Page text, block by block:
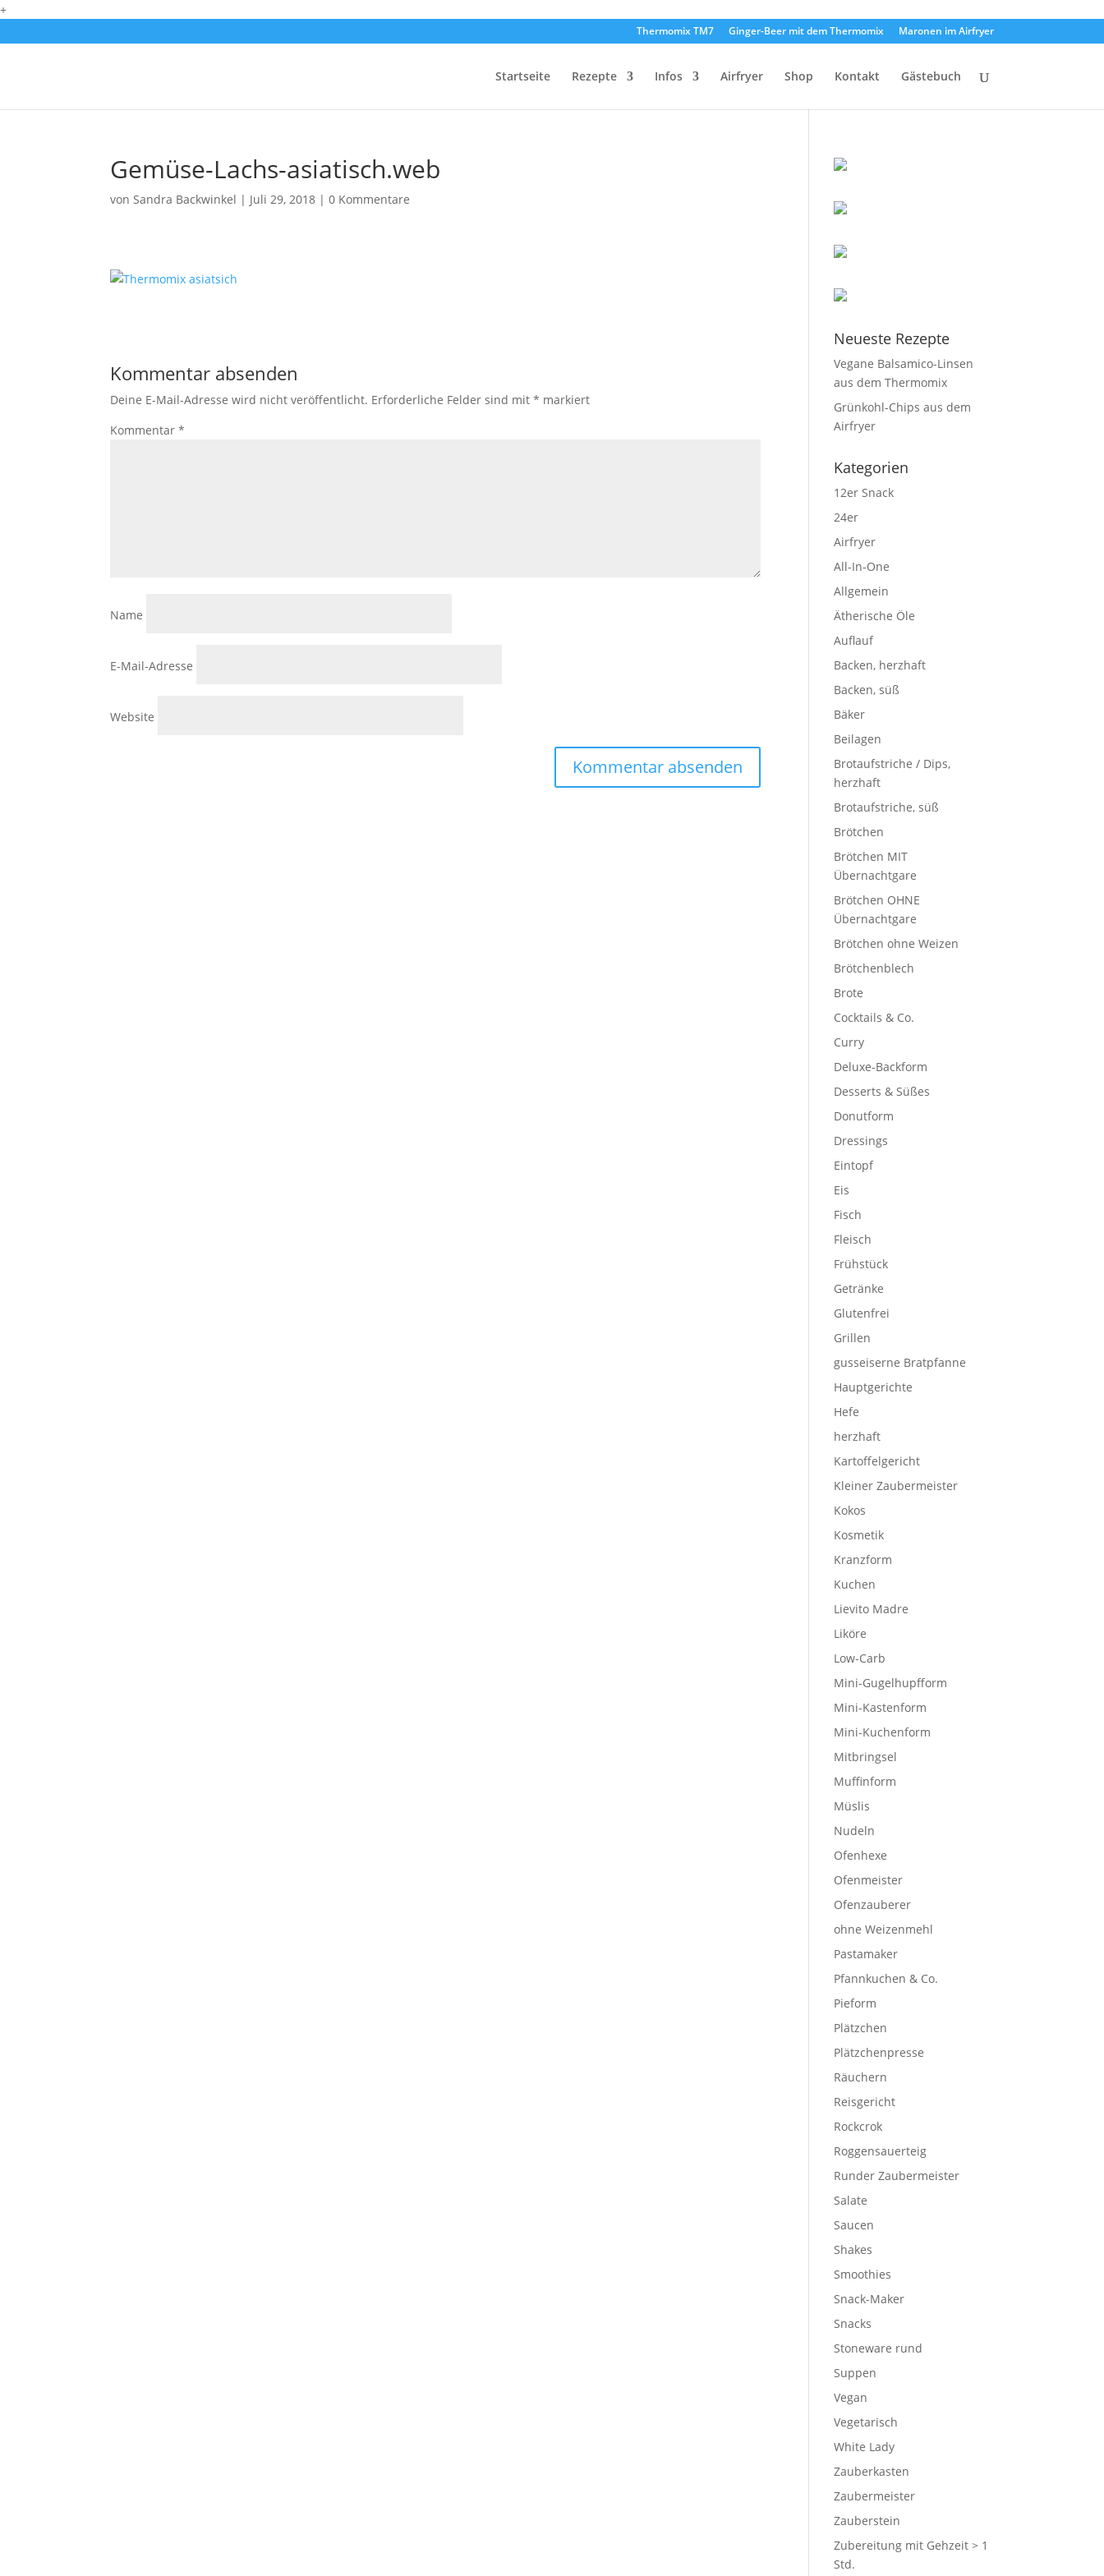
+
Thermomix TM7 Ginger-Beer mit dem Thermomix Maronen im Airfryer
Startseite Rezepte Infos Airfryer Shop Kontakt Gästebuch
Gemüse-Lachs-asiatisch.web
vonSandra Backwinkel | Juli 29, 2018 |0 Kommentare
Kommentar absenden
Deine E-Mail-Adresse wird nicht veröffentlicht. Erforderliche Felder sind mit* markiert
Kommentar*
Name
E-Mail-Adresse
Website
Neueste Rezepte
Vegane Balsamico-Linsen
aus dem Thermomix
Grünkohl-Chips aus dem
Airfryer
Kategorien
12er Snack
24er
Airfryer
All-In-One
Allgemein
Ätherische Öle
Auflauf
Backen, herzhaft
Backen, süß
Bäker
Beilagen
Brotaufstriche / Dips,
herzhaft
Brotaufstriche, süß
Brötchen
Brötchen MIT
Übernachtgare
Brötchen OHNE
Übernachtgare
Brötchen ohne Weizen
Brötchenblech
Brote
Cocktails & Co.
Curry
Deluxe-Backform
Desserts & Süßes
Donutform
Dressings
Eintopf
Eis
Fisch
Fleisch
Frühstück
Getränke
Glutenfrei
Grillen
gusseiserne Bratpfanne
Hauptgerichte
Hefe
herzhaft
Kartoffelgericht
Kleiner Zaubermeister
Kokos
Kosmetik
Kranzform
Kuchen
Lievito Madre
Liköre
Low-Carb
Mini-Gugelhupfform
Mini-Kastenform
Mini-Kuchenform
Mitbringsel
Muffinform
Müslis
Nudeln
Ofenhexe
Ofenmeister
Ofenzauberer
ohne Weizenmehl
Pastamaker
Pfannkuchen & Co.
Pieform
Plätzchen
Plätzchenpresse
Räuchern
Reisgericht
Rockcrok
Roggensauerteig
Runder Zaubermeister
Salate
Saucen
Shakes
Smoothies
Snack-Maker
Snacks
Stoneware rund
Suppen
Vegan
Vegetarisch
White Lady
Zauberkasten
Zaubermeister
Zauberstein
Zubereitung mit Gehzeit > 1
Std.